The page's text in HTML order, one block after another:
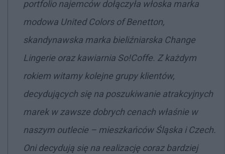
portfolio najemców dołączyła włoska marka
modowa United Colors of Benetton,
skandynawska marka bieliźniarska Change
Lingerie oraz kawiarnia So!Coffe. Z każdym
rokiem witamy kolejne grupy klientów,
decydujących się na poszukiwanie atrakcyjnych
marek w zawsze dobrych cenach właśnie w
naszym outlecie – mieszkańców Śląska i Czech.
Oni decydują się na realizację coraz bardziej